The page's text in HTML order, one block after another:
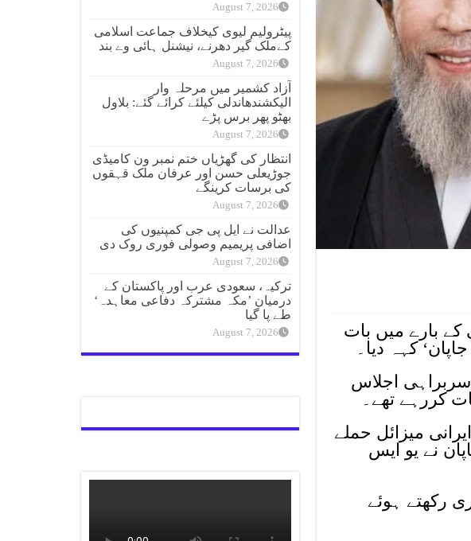
بارے میں بات
کہہ دیا۔
اجلاس
کررہے تھے۔
میزائل حملے
نے یو ایس
رکھتے ہوئے
August 7, 2026
پیٹرولیم لیوی کیخلاف جماعت اسلامی
کےملک گیر دھرنے، نیشنل ہائی وے بند
August 7, 2026
آزاد کشمیر میں مرحلہ وار
الیکشندھاندلی کیلئے کرائے گئے: بلاول
بھٹو پھر برس پڑے
August 7, 2026
انتظار کی گھڑیاں ختم نمبر ون کامیڈی
جوڑیعلی حسن اور عرفان ملک قہقوں
کی برسات کرینگے
August 7, 2026
عدالت نے ایل پی جی کمپنیوں کی
اضافی پریمیم وصولی فوری روک دی
August 7, 2026
ترکیہ، سعودی عرب اور پاکستان کے
درمیان ’مکہ مشترکہ دفاعی معاہدہ‘
طے پا گیا
August 7, 2026